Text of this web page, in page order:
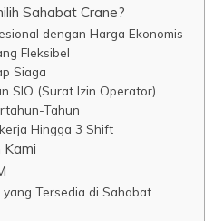
Sahabat Crane?
dengan Harga Ekonomis
Fleksibel
Siaga
SIO (Surat Izin Operator)
Tahun
Hingga 3 Shift
Kami
yang Tersedia di Sahabat